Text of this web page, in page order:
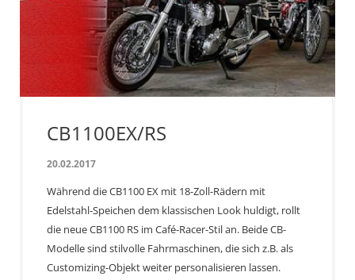
CB1100EX/RS
20.02.2017
Während die CB1100 EX mit 18-Zoll-Rädern mit
Edelstahl-Speichen dem klassischen Look huldigt, rollt
die neue CB1100 RS im Café-Racer-Stil an. Beide CB-
Modelle sind stilvolle Fahrmaschinen, die sich z.B. als
Customizing-Objekt weiter personalisieren lassen.